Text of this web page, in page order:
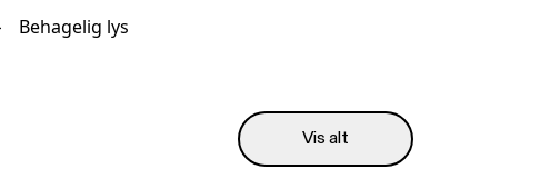
Behagelig lys
Vis alt